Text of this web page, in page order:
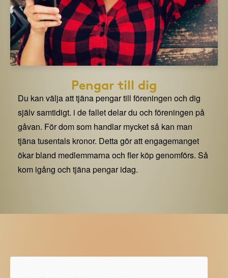
Pengar till dig
Du kan välja att tjäna pengar till föreningen och dig
själv samtidigt. i de fallet delar du och föreningen på
gåvan. För dom som handlar mycket så kan man
tjäna tusentals kronor. Detta gör att engagemanget
ökar bland medlemmarna och fler köp genomförs. Så
kom igång och tjäna pengar idag.